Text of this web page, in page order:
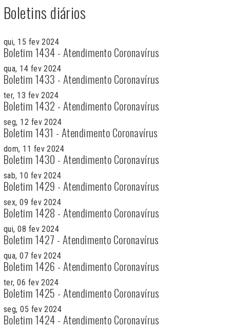
Boletins diários
qui, 15 fev 2024
Boletim 1434 - Atendimento Coronavírus
qua, 14 fev 2024
Boletim 1433 - Atendimento Coronavírus
ter, 13 fev 2024
Boletim 1432 - Atendimento Coronavírus
seg, 12 fev 2024
Boletim 1431 - Atendimento Coronavírus
dom, 11 fev 2024
Boletim 1430 - Atendimento Coronavírus
sab, 10 fev 2024
Boletim 1429 - Atendimento Coronavírus
sex, 09 fev 2024
Boletim 1428 - Atendimento Coronavírus
qui, 08 fev 2024
Boletim 1427 - Atendimento Coronavírus
qua, 07 fev 2024
Boletim 1426 - Atendimento Coronavírus
ter, 06 fev 2024
Boletim 1425 - Atendimento Coronavírus
seg, 05 fev 2024
Boletim 1424 - Atendimento Coronavírus